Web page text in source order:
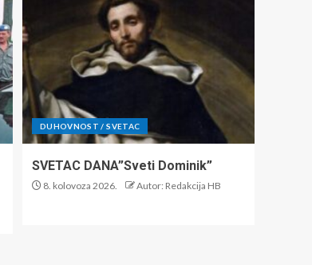
DUHOVNOST / SVETAC
SVETAC DANA”Sveti Dominik”
8. kolovoza 2026. Autor: Redakcija HB